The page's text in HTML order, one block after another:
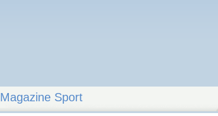
Magazine Sport